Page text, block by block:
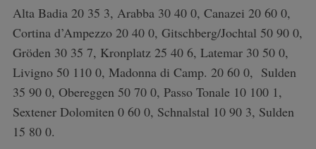
Alta Badia 20 35 3, Arabba 30 40 0, Canazei 20 60 0,
Cortina d’Ampezzo 20 40 0, Gitschberg/Jochtal 50 90 0,
Gröden 30 35 7, Kronplatz 25 40 6, Latemar 30 50 0,
Livigno 50 110 0, Madonna di Camp. 20 60 0, Sulden
35 90 0, Obereggen 50 70 0, Passo Tonale 10 100 1,
Sextener Dolomiten 0 60 0, Schnalstal 10 90 3, Sulden
15 80 0.
S
a
r
c